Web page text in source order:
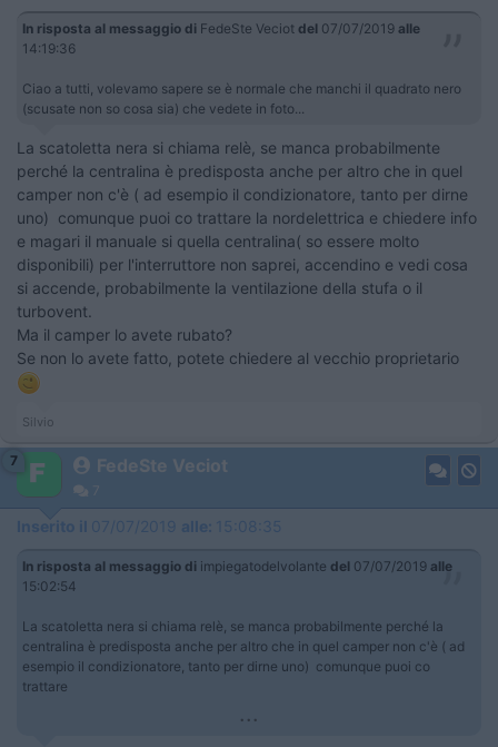
In risposta al messaggio di FedeSte Veciot del 07/07/2019 alle
14:19:36
Ciao a tutti, volevamo sapere se è normale che manchi il quadrato nero
(scusate non so cosa sia) che vedete in foto...
La scatoletta nera si chiama relè, se manca probabilmente
perché la centralina è predisposta anche per altro che in quel
camper non c'è ( ad esempio il condizionatore, tanto per dirne
uno) comunque puoi co trattare la nordelettrica e chiedere info
e magari il manuale si quella centralina( so essere molto
disponibili) per l'interruttore non saprei, accendino e vedi cosa
si accende, probabilmente la ventilazione della stufa o il
turbovent.
Ma il camper lo avete rubato?
Se non lo avete fatto, potete chiedere al vecchio proprietario
Silvio
7 FedeSte Veciot
7
Inserito il 07/07/2019 alle: 15:08:35
In risposta al messaggio di impiegatodelvolante del 07/07/2019 alle
15:02:54
La scatoletta nera si chiama relè, se manca probabilmente perché la
centralina è predisposta anche per altro che in quel camper non c'è ( ad
esempio il condizionatore, tanto per dirne uno) comunque puoi co
trattare
...